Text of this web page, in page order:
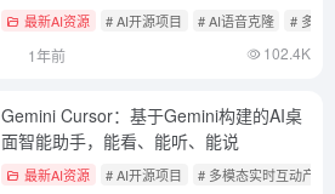
最新AI资源 # AI开源项目 # AI语音克隆 # 多模
1年前 102.4K
Gemini Cursor：基于Gemini构建的AI桌
面智能助手，能看、能听、能说
最新AI资源 # AI开源项目 # 多模态实时互动产品